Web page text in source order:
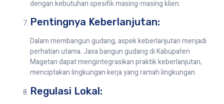
dengan kebutuhan spesifik masing-masing klien.
Pentingnya Keberlanjutan:
Dalam membangun gudang, aspek keberlanjutan menjadi
perhatian utama. Jasa bangun gudang di Kabupaten
Magetan dapat mengintegrasikan praktik keberlanjutan,
menciptakan lingkungan kerja yang ramah lingkungan.
Regulasi Lokal: